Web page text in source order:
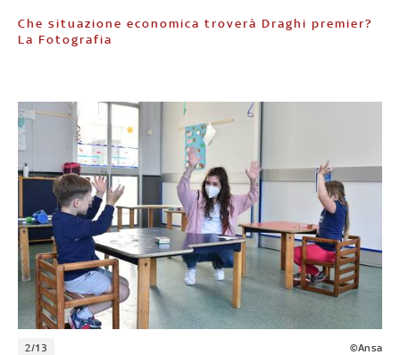
Che situazione economica troverà Draghi premier?
La Fotografia
2/13 ©Ansa